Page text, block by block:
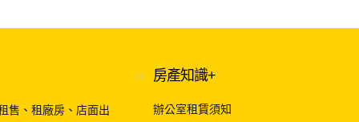
售 、 租廠房、 店面出
房產知識+
辦公室租賃須知